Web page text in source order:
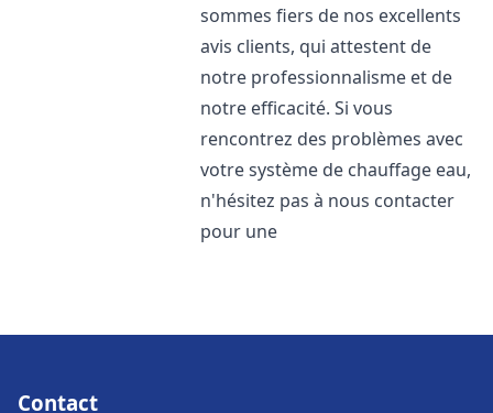
sommes fiers de nos excellents
avis clients, qui attestent de
notre professionnalisme et de
notre efficacité. Si vous
rencontrez des problèmes avec
votre système de chauffage eau,
n'hésitez pas à nous contacter
pour une
Contact